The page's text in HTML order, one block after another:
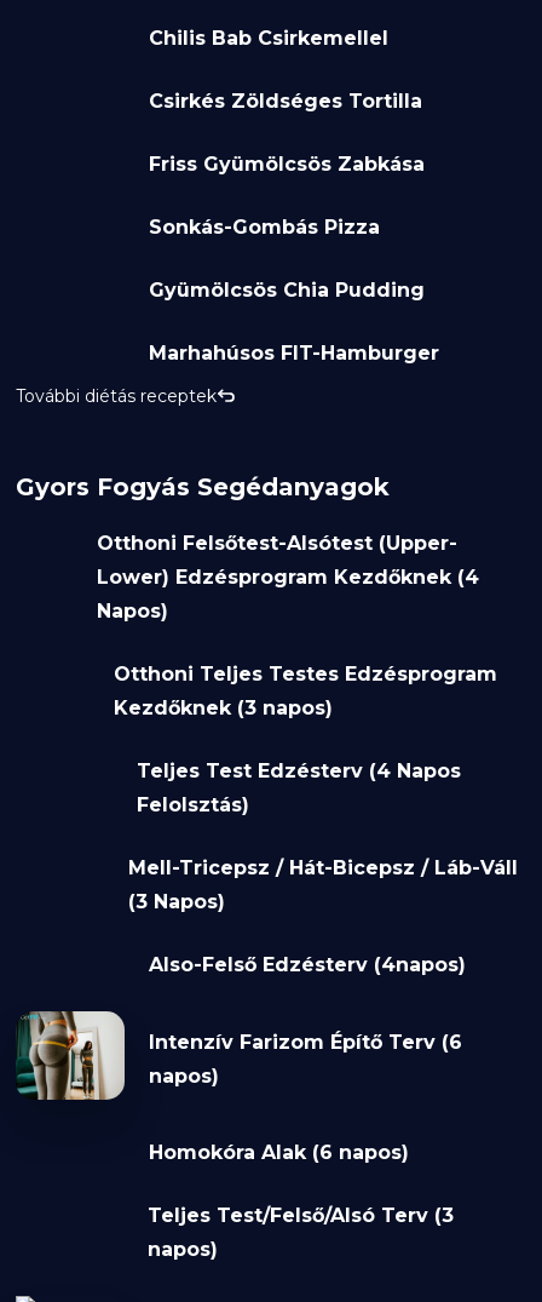
Chilis Bab Csirkemellel
Csirkés Zöldséges Tortilla
Friss Gyümölcsös Zabkása
Sonkás-Gombás Pizza
Gyümölcsös Chia Pudding
Marhahúsos FIT-Hamburger
További diétás receptek
Gyors Fogyás Segédanyagok
Otthoni Felsőtest-Alsótest (Upper-
Lower) Edzésprogram Kezdőknek (4
Napos)
Otthoni Teljes Testes Edzésprogram
Kezdőknek (3 napos)
Teljes Test Edzésterv (4 Napos
Felolsztás)
Mell-Tricepsz / Hát-Bicepsz / Láb-Váll
(3 Napos)
Also-Felső Edzésterv (4napos)
Intenzív Farizom Építő Terv (6
napos)
Homokóra Alak (6 napos)
Teljes Test/Felső/Alsó Terv (3
napos)